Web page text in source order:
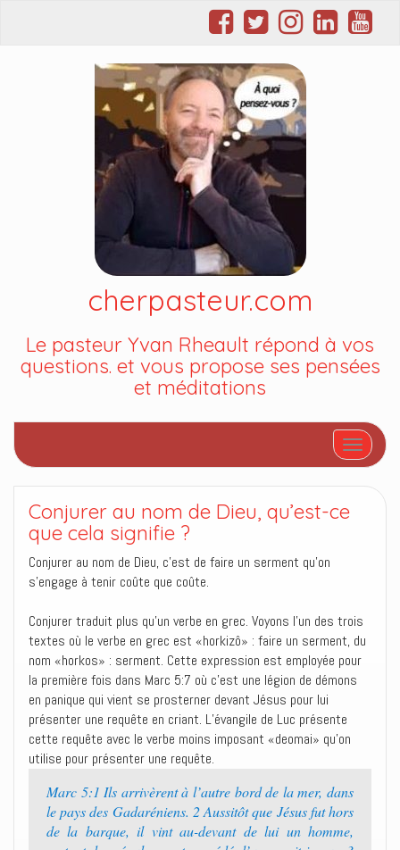
cherpasteur.com
Le pasteur Yvan Rheault répond à vos
questions. et vous propose ses pensées
et méditations
Afficher/
Conjurer au nom de Dieu, qu’est-ce
que cela signifie ?
Conjurer au nom de Dieu, c’est de faire un serment qu’on
s’engage à tenir coûte que coûte.
Conjurer traduit plus qu’un verbe en grec. Voyons l’un des trois
textes où le verbe en grec est «horkizô» : faire un serment, du
nom «horkos» : serment. Cette expression est employée pour
la première fois dans Marc 5:7 où c’est une légion de démons
en panique qui vient se prosterner devant Jésus pour lui
présenter une requête en criant. L’évangile de Luc présente
cette requête avec le verbe moins imposant «deomai» qu’on
utilise pour présenter une requête.
Marc 5:1 Ils arrivèrent à l’autre bord de la mer, dans
le pays des Gadaréniens. 2 Aussitôt que Jésus fut hors
de la barque, il vint au-devant de lui un homme,